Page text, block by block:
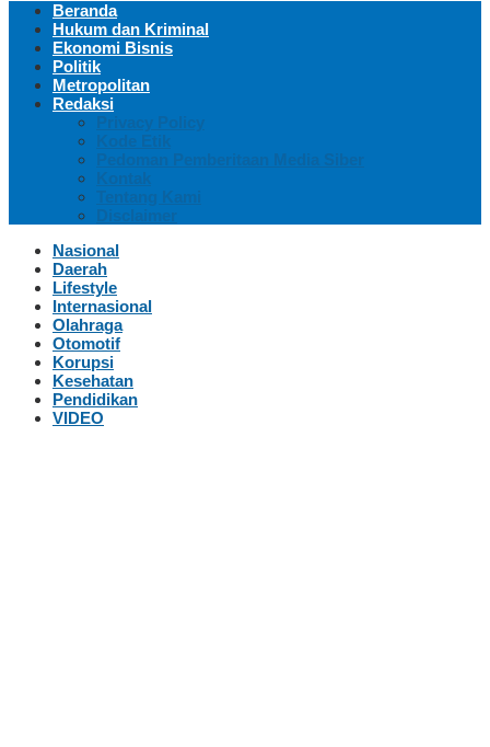
Beranda
Hukum dan Kriminal
Ekonomi Bisnis
Politik
Metropolitan
Redaksi
Privacy Policy
Kode Etik
Pedoman Pemberitaan Media Siber
Kontak
Tentang Kami
Disclaimer
Nasional
Daerah
Lifestyle
Internasional
Olahraga
Otomotif
Korupsi
Kesehatan
Pendidikan
VIDEO